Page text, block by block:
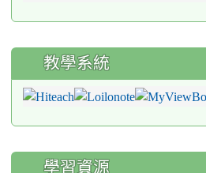
教學系統
學習資源